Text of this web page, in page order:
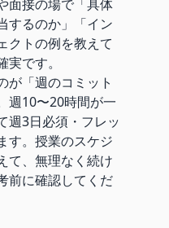
面接の場で「具体
するのか」「イン
クトの例を教えて
です。
が「週のコミット
週10〜20時間が一
週3日必須・フレッ
す。授業のスケジ
て、無理なく続け
前に確認してくだ